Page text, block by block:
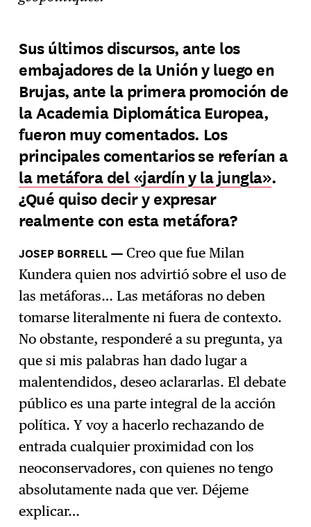
Sus últimos discursos, ante los
embajadores de la Unión y luego en
Brujas, ante la primera promoción de
la Academia Diplomática Europea,
fueron muy comentados. Los
principales comentarios se referían a
la metáfora del «jardín y la jungla».
¿Qué quiso decir y expresar
realmente con esta metáfora?
Creo que fue Milan
Kundera quien nos advirtió sobre el uso de
las metáforas… Las metáforas no deben
tomarse literalmente ni fuera de contexto.
No obstante, responderé a su pregunta, ya
que si mis palabras han dado lugar a
malentendidos, deseo aclararlas. El debate
público es una parte integral de la acción
política. Y voy a hacerlo rechazando de
entrada cualquier proximidad con los
neoconservadores, con quienes no tengo
absolutamente nada que ver. Déjeme
explicar…